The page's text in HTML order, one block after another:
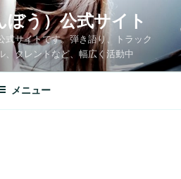
ぼう）公式サイト
式サイトです。弾き語り、トラック
、タレントなど、幅広く活動中
メニュー